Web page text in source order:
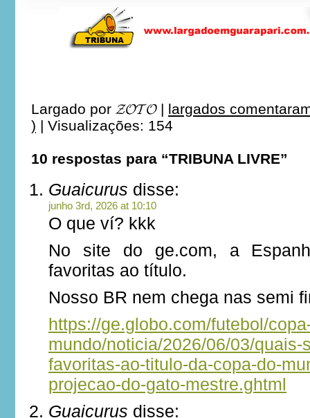
Largado por 𝓩𝓞𝓣𝓞| largados
) | Visualizações: 154
10 respostas para “TRIBUNA LIVRE”
Guaicurus disse:
junho 3rd, 2026 at 10:10
O que ví? kkk
No site do ge.com, a
favoritas ao título.
Nosso BR nem chega nas semi
https://ge.globo.com/futebol/
mundo/noticia/2026/06/03/quais-
favoritas-ao-titulo-da-copa-do-
projecao-do-gato-mestre.ghtml
Guaicurus disse: